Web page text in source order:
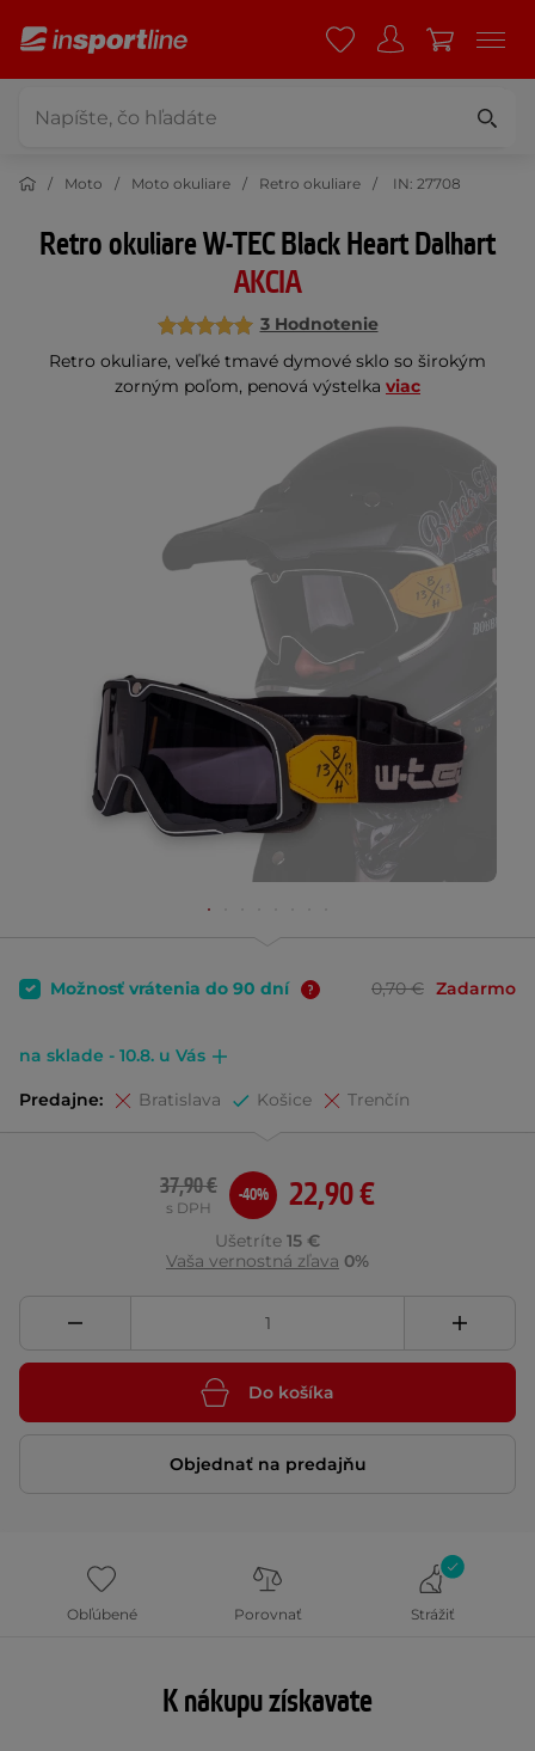
Moto Moto okuliare Retro okuliare IN: 27708
Retro okuliare W-TEC Black Heart Dalhart
AKCIA
3 Hodnotenie
Retro okuliare, veľké tmavé dymové sklo so širokým
zorným poľom, penová výstelka viac
Možnosť vrátenia do 90 dní 0,70 € Zadarmo
na sklade - 10.8. u Vás
Predajne: Bratislava Košice Trenčín
22,90 €
37,90 €
s DPH
-40%
Ušetríte 15 €
Vaša vernostná zľava 0%
Do košíka
Objednať na predajňu
Obľúbené Porovnať Strážiť
K nákupu získavate